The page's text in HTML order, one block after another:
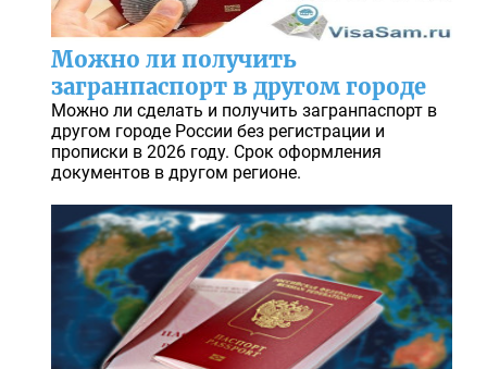
Можно ли получить
загранпаспорт в другом городе
Можно ли сделать и получить загранпаспорт в
другом городе России без регистрации и
прописки в 2026 году. Срок оформления
документов в другом регионе.